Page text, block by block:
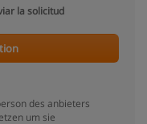
la solicitud
des anbieters
um sie